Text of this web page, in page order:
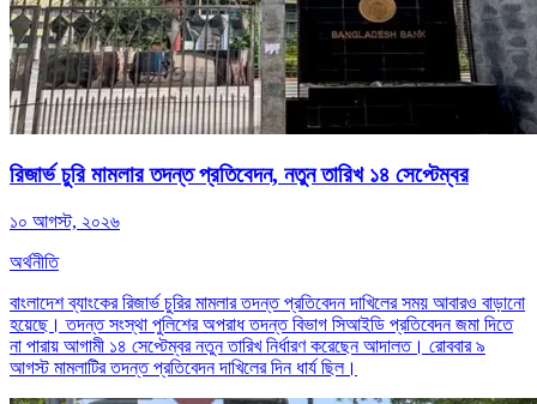
রিজার্ভ চুরি মামলার তদন্ত প্রতিবেদন, নতুন তারিখ ১৪ সেপ্টেম্বর
১০ আগস্ট, ২০২৬
অর্থনীতি
বাংলাদেশ ব্যাংকের রিজার্ভ চুরির মামলার তদন্ত প্রতিবেদন দাখিলের সময় আবারও বাড়ানো
হয়েছে। তদন্ত সংস্থা পুলিশের অপরাধ তদন্ত বিভাগ সিআইডি প্রতিবেদন জমা দিতে
না পারায় আগামী ১৪ সেপ্টেম্বর নতুন তারিখ নির্ধারণ করেছেন আদালত। রোববার ৯
আগস্ট মামলাটির তদন্ত প্রতিবেদন দাখিলের দিন ধার্য ছিল।